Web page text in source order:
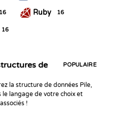
16 Ruby 16
16
de
POPULAIRE
la structure de données Pile,
le langage de votre choix et
!